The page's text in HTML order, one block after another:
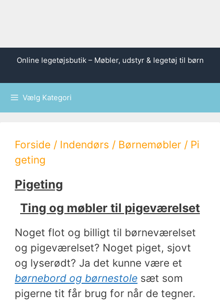
Online legetøjsbutik – Møbler, udstyr & legetøj til børn
Vælg Kategori
Forside / Indendørs / Børnemøbler / Pi
geting
Pigeting
Ting og møbler til pigeværelset
Noget flot og billigt til børneværelset
og pigeværelset? Noget piget, sjovt
og lyserødt? Ja det kunne være et
børnebord og børnestole sæt som
pigerne tit får brug for når de tegner.